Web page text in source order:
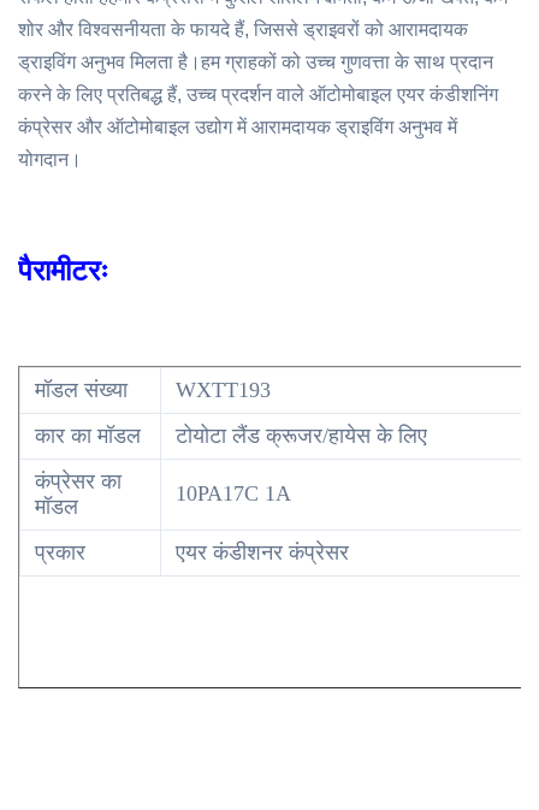
शोर और विश्वसनीयता के फायदे हैं, जिससे ड्राइवरों को आरामदायक
ड्राइविंग अनुभव मिलता है।हम ग्राहकों को उच्च गुणवत्ता के साथ प्रदान
करने के लिए प्रतिबद्ध हैं, उच्च प्रदर्शन वाले ऑटोमोबाइल एयर कंडीशनिंग
कंप्रेसर और ऑटोमोबाइल उद्योग में आरामदायक ड्राइविंग अनुभव में
योगदान।
पैरामीटरः
मॉडल संख्या
WXTT193
कार का मॉडल
टोयोटा लैंड क्रूजर/हायेस के लिए
कंप्रेसर का
मॉडल
10PA17C 1A
प्रकार एयर कंडीशनर कंप्रेसर